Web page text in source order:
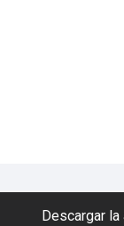
Descargar